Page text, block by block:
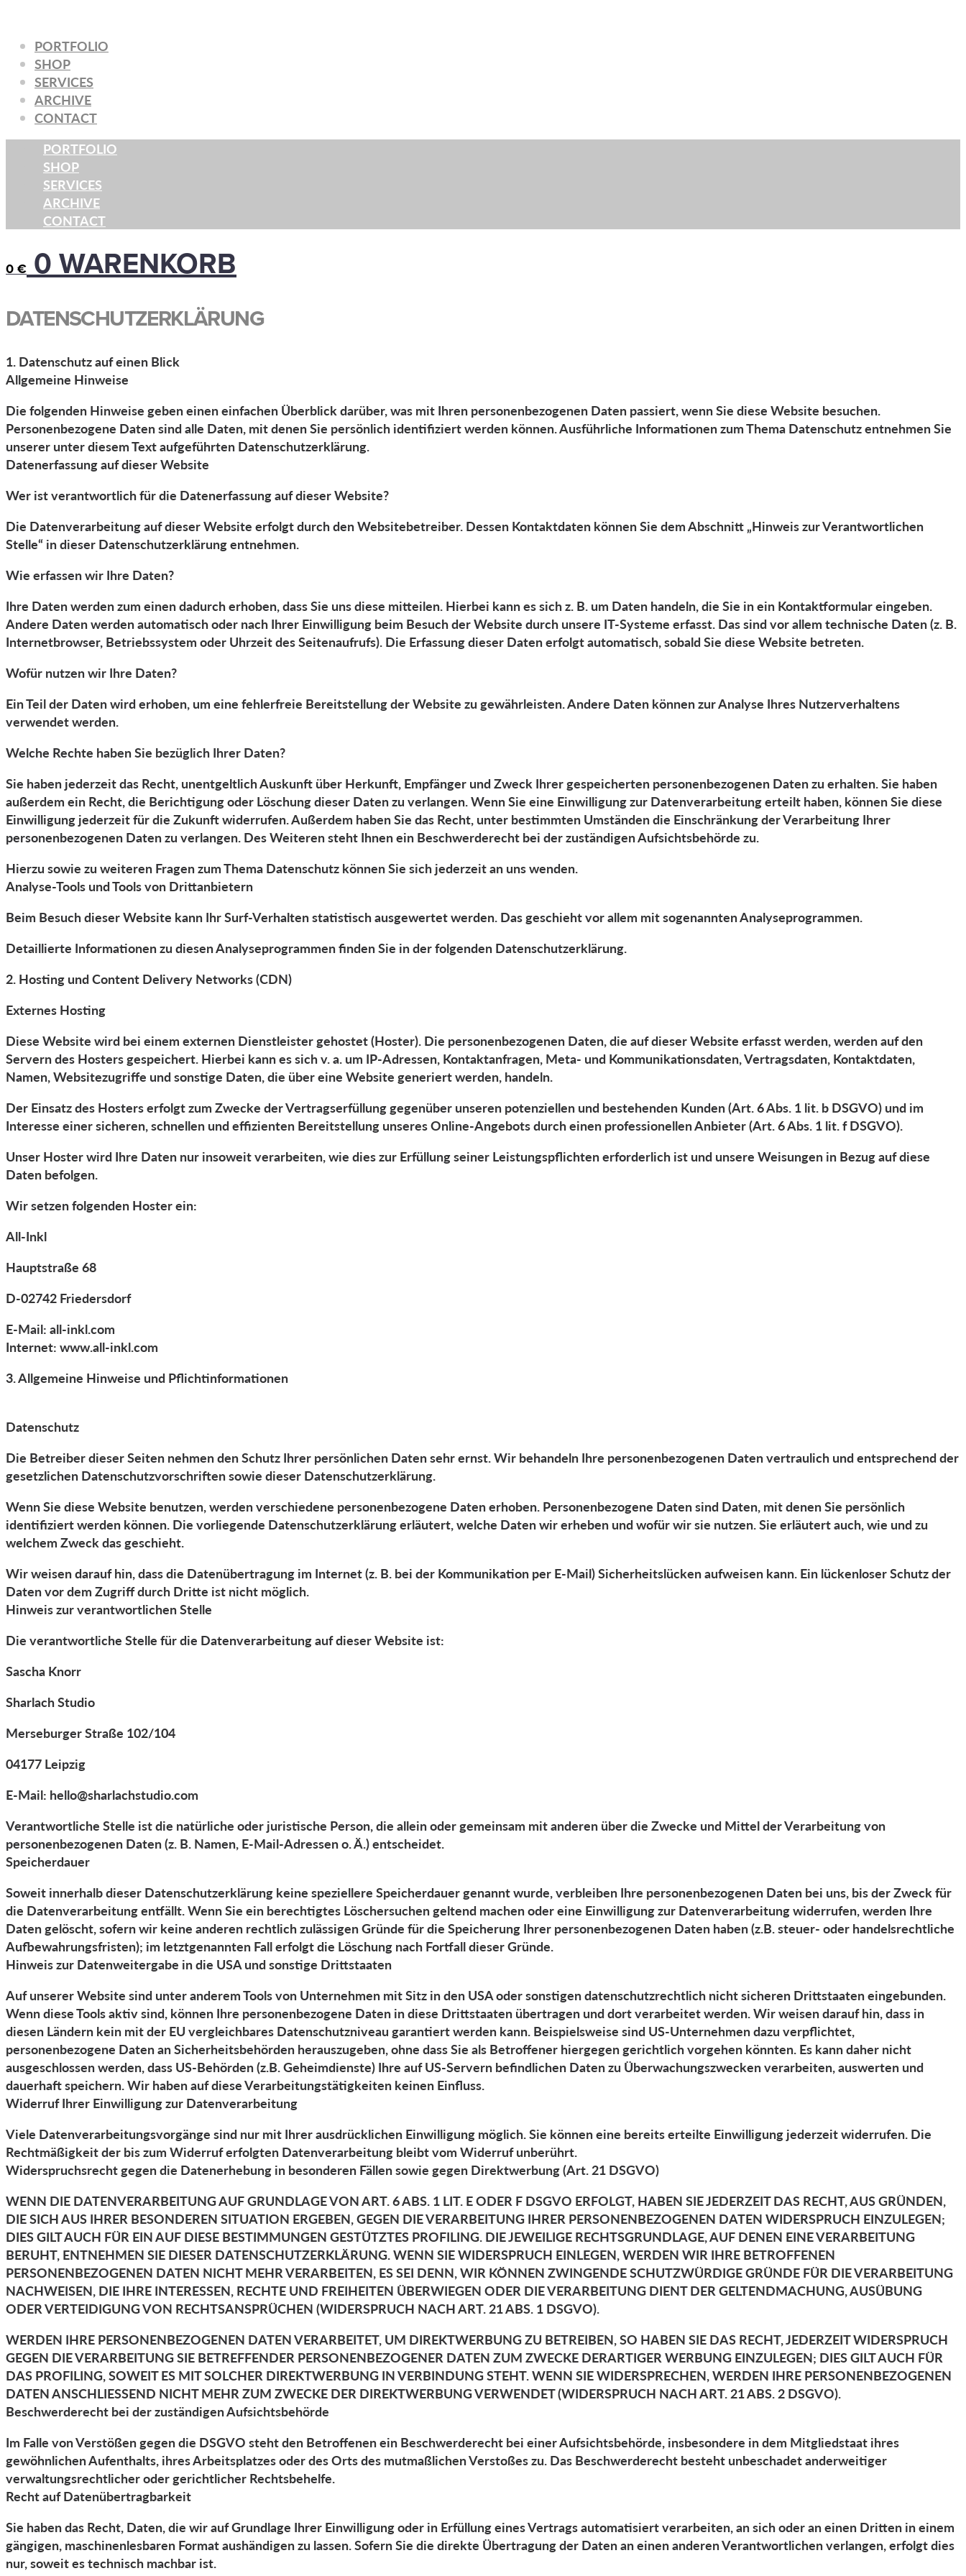
springenPORTFOLIO
SHOP
SERVICES
ARCHIVE
CONTACT
PORTFOLIO
SHOP
SERVICES
ARCHIVE
CONTACT
0€ 0WARENKORB
DATENSCHUTZERKLÄRUNG
1. Datenschutz auf einen Blick
Allgemeine Hinweise
Die folgenden Hinweise geben einen einfachen Überblick darüber, was mit Ihren personenbezogenen Daten passiert, wenn Sie diese Website besuchen.
Personenbezogene Daten sind alle Daten, mit denen Sie persönlich identifiziert werden können. Ausführliche Informationen zum Thema Datenschutz entnehmen Sie
unserer unter diesem Text aufgeführten Datenschutzerklärung.
Datenerfassung auf dieser Website
Wer ist verantwortlich für die Datenerfassung auf dieser Website?
Die Datenverarbeitung auf dieser Website erfolgt durch den Websitebetreiber. Dessen Kontaktdaten können Sie dem Abschnitt „Hinweis zur Verantwortlichen
Stelle“ in dieser Datenschutzerklärung entnehmen.
Wie erfassen wir Ihre Daten?
Ihre Daten werden zum einen dadurch erhoben, dass Sie uns diese mitteilen. Hierbei kann es sich z. B. um Daten handeln, die Sie in ein Kontaktformular eingeben.
Andere Daten werden automatisch oder nach Ihrer Einwilligung beim Besuch der Website durch unsere IT-Systeme erfasst. Das sind vor allem technische Daten (z. B.
Internetbrowser, Betriebssystem oder Uhrzeit des Seitenaufrufs). Die Erfassung dieser Daten erfolgt automatisch, sobald Sie diese Website betreten.
Wofür nutzen wir Ihre Daten?
Ein Teil der Daten wird erhoben, um eine fehlerfreie Bereitstellung der Website zu gewährleisten. Andere Daten können zur Analyse Ihres Nutzerverhaltens
verwendet werden.
Welche Rechte haben Sie bezüglich Ihrer Daten?
Sie haben jederzeit das Recht, unentgeltlich Auskunft über Herkunft, Empfänger und Zweck Ihrer gespeicherten personenbezogenen Daten zu erhalten. Sie haben
außerdem ein Recht, die Berichtigung oder Löschung dieser Daten zu verlangen. Wenn Sie eine Einwilligung zur Datenverarbeitung erteilt haben, können Sie diese
Einwilligung jederzeit für die Zukunft widerrufen. Außerdem haben Sie das Recht, unter bestimmten Umständen die Einschränkung der Verarbeitung Ihrer
personenbezogenen Daten zu verlangen. Des Weiteren steht Ihnen ein Beschwerderecht bei der zuständigen Aufsichtsbehörde zu.
Hierzu sowie zu weiteren Fragen zum Thema Datenschutz können Sie sich jederzeit an uns wenden.
Analyse-Tools und Tools von Dritt­anbietern
Beim Besuch dieser Website kann Ihr Surf-Verhalten statistisch ausgewertet werden. Das geschieht vor allem mit sogenannten Analyseprogrammen.
Detaillierte Informationen zu diesen Analyseprogrammen finden Sie in der folgenden Datenschutzerklärung.
2. Hosting und Content Delivery Networks (CDN)
Externes Hosting
Diese Website wird bei einem externen Dienstleister gehostet (Hoster). Die personenbezogenen Daten, die auf dieser Website erfasst werden, werden auf den
Servern des Hosters gespeichert. Hierbei kann es sich v. a. um IP-Adressen, Kontaktanfragen, Meta- und Kommunikationsdaten, Vertragsdaten, Kontaktdaten,
Namen, Websitezugriffe und sonstige Daten, die über eine Website generiert werden, handeln.
Der Einsatz des Hosters erfolgt zum Zwecke der Vertragserfüllung gegenüber unseren potenziellen und bestehenden Kunden (Art. 6 Abs. 1 lit. b DSGVO) und im
Interesse einer sicheren, schnellen und effizienten Bereitstellung unseres Online-Angebots durch einen professionellen Anbieter (Art. 6 Abs. 1 lit. f DSGVO).
Unser Hoster wird Ihre Daten nur insoweit verarbeiten, wie dies zur Erfüllung seiner Leistungspflichten erforderlich ist und unsere Weisungen in Bezug auf diese
Daten befolgen.
Wir setzen folgenden Hoster ein:
All-Inkl
Hauptstraße 68
D-02742 Friedersdorf
E-Mail: all-inkl.com
Internet: www.all-inkl.com
3. Allgemeine Hinweise und Pflicht­informationen
Datenschutz
Die Betreiber dieser Seiten nehmen den Schutz Ihrer persönlichen Daten sehr ernst. Wir behandeln Ihre personenbezogenen Daten vertraulich und entsprechend der
gesetzlichen Datenschutzvorschriften sowie dieser Datenschutzerklärung.
Wenn Sie diese Website benutzen, werden verschiedene personenbezogene Daten erhoben. Personenbezogene Daten sind Daten, mit denen Sie persönlich
identifiziert werden können. Die vorliegende Datenschutzerklärung erläutert, welche Daten wir erheben und wofür wir sie nutzen. Sie erläutert auch, wie und zu
welchem Zweck das geschieht.
Wir weisen darauf hin, dass die Datenübertragung im Internet (z. B. bei der Kommunikation per E-Mail) Sicherheitslücken aufweisen kann. Ein lückenloser Schutz der
Daten vor dem Zugriff durch Dritte ist nicht möglich.
Hinweis zur verantwortlichen Stelle
Die verantwortliche Stelle für die Datenverarbeitung auf dieser Website ist:
Sascha Knorr
Sharlach Studio
Merseburger Straße 102/104
04177 Leipzig
E-Mail: hello@sharlachstudio.com
Verantwortliche Stelle ist die natürliche oder juristische Person, die allein oder gemeinsam mit anderen über die Zwecke und Mittel der Verarbeitung von
personenbezogenen Daten (z. B. Namen, E-Mail-Adressen o. Ä.) entscheidet.
Speicherdauer
Soweit innerhalb dieser Datenschutzerklärung keine speziellere Speicherdauer genannt wurde, verbleiben Ihre personenbezogenen Daten bei uns, bis der Zweck für
die Datenverarbeitung entfällt. Wenn Sie ein berechtigtes Löschersuchen geltend machen oder eine Einwilligung zur Datenverarbeitung widerrufen, werden Ihre
Daten gelöscht, sofern wir keine anderen rechtlich zulässigen Gründe für die Speicherung Ihrer personenbezogenen Daten haben (z.B. steuer- oder handelsrechtliche
Aufbewahrungsfristen); im letztgenannten Fall erfolgt die Löschung nach Fortfall dieser Gründe.
Hinweis zur Datenweitergabe in die USA und sonstige Drittstaaten
Auf unserer Website sind unter anderem Tools von Unternehmen mit Sitz in den USA oder sonstigen datenschutzrechtlich nicht sicheren Drittstaaten eingebunden.
Wenn diese Tools aktiv sind, können Ihre personenbezogene Daten in diese Drittstaaten übertragen und dort verarbeitet werden. Wir weisen darauf hin, dass in
diesen Ländern kein mit der EU vergleichbares Datenschutzniveau garantiert werden kann. Beispielsweise sind US-Unternehmen dazu verpflichtet,
personenbezogene Daten an Sicherheitsbehörden herauszugeben, ohne dass Sie als Betroffener hiergegen gerichtlich vorgehen könnten. Es kann daher nicht
ausgeschlossen werden, dass US-Behörden (z.B. Geheimdienste) Ihre auf US-Servern befindlichen Daten zu Überwachungszwecken verarbeiten, auswerten und
dauerhaft speichern. Wir haben auf diese Verarbeitungstätigkeiten keinen Einfluss.
Widerruf Ihrer Einwilligung zur Datenverarbeitung
Viele Datenverarbeitungsvorgänge sind nur mit Ihrer ausdrücklichen Einwilligung möglich. Sie können eine bereits erteilte Einwilligung jederzeit widerrufen. Die
Rechtmäßigkeit der bis zum Widerruf erfolgten Datenverarbeitung bleibt vom Widerruf unberührt.
Widerspruchsrecht gegen die Datenerhebung in besonderen Fällen sowie gegen Direktwerbung (Art. 21 DSGVO)
WENN DIE DATENVERARBEITUNG AUF GRUNDLAGE VON ART. 6 ABS. 1 LIT. E ODER F DSGVO ERFOLGT, HABEN SIE JEDERZEIT DAS RECHT, AUS GRÜNDEN,
DIE SICH AUS IHRER BESONDEREN SITUATION ERGEBEN, GEGEN DIE VERARBEITUNG IHRER PERSONENBEZOGENEN DATEN WIDERSPRUCH EINZULEGEN;
DIES GILT AUCH FÜR EIN AUF DIESE BESTIMMUNGEN GESTÜTZTES PROFILING. DIE JEWEILIGE RECHTSGRUNDLAGE, AUF DENEN EINE VERARBEITUNG
BERUHT, ENTNEHMEN SIE DIESER DATENSCHUTZERKLÄRUNG. WENN SIE WIDERSPRUCH EINLEGEN, WERDEN WIR IHRE BETROFFENEN
PERSONENBEZOGENEN DATEN NICHT MEHR VERARBEITEN, ES SEI DENN, WIR KÖNNEN ZWINGENDE SCHUTZWÜRDIGE GRÜNDE FÜR DIE VERARBEITUNG
NACHWEISEN, DIE IHRE INTERESSEN, RECHTE UND FREIHEITEN ÜBERWIEGEN ODER DIE VERARBEITUNG DIENT DER GELTENDMACHUNG, AUSÜBUNG
ODER VERTEIDIGUNG VON RECHTSANSPRÜCHEN (WIDERSPRUCH NACH ART. 21 ABS. 1 DSGVO).
WERDEN IHRE PERSONENBEZOGENEN DATEN VERARBEITET, UM DIREKTWERBUNG ZU BETREIBEN, SO HABEN SIE DAS RECHT, JEDERZEIT WIDERSPRUCH
GEGEN DIE VERARBEITUNG SIE BETREFFENDER PERSONENBEZOGENER DATEN ZUM ZWECKE DERARTIGER WERBUNG EINZULEGEN; DIES GILT AUCH FÜR
DAS PROFILING, SOWEIT ES MIT SOLCHER DIREKTWERBUNG IN VERBINDUNG STEHT. WENN SIE WIDERSPRECHEN, WERDEN IHRE PERSONENBEZOGENEN
DATEN ANSCHLIESSEND NICHT MEHR ZUM ZWECKE DER DIREKTWERBUNG VERWENDET (WIDERSPRUCH NACH ART. 21 ABS. 2 DSGVO).
Beschwerde­recht bei der zuständigen Aufsichts­behörde
Im Falle von Verstößen gegen die DSGVO steht den Betroffenen ein Beschwerderecht bei einer Aufsichtsbehörde, insbesondere in dem Mitgliedstaat ihres
gewöhnlichen Aufenthalts, ihres Arbeitsplatzes oder des Orts des mutmaßlichen Verstoßes zu. Das Beschwerderecht besteht unbeschadet anderweitiger
verwaltungsrechtlicher oder gerichtlicher Rechtsbehelfe.
Recht auf Daten­übertrag­barkeit
Sie haben das Recht, Daten, die wir auf Grundlage Ihrer Einwilligung oder in Erfüllung eines Vertrags automatisiert verarbeiten, an sich oder an einen Dritten in einem
gängigen, maschinenlesbaren Format aushändigen zu lassen. Sofern Sie die direkte Übertragung der Daten an einen anderen Verantwortlichen verlangen, erfolgt dies
nur, soweit es technisch machbar ist.